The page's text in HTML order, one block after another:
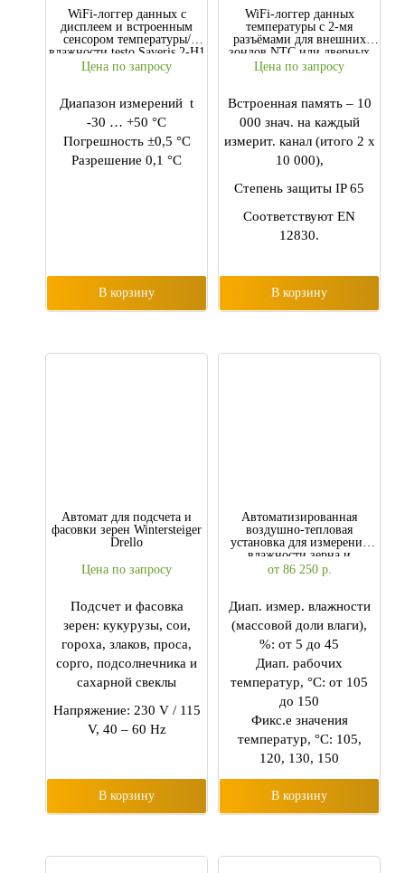
WiFi-логгер данных с
дисплеем и встроенным
сенсором температуры/
влажности testo Saveris 2-H1
Цена по запросу
Диапазон измерений t
-30 … +50 °C
Погрешность ±0,5 °C
Разрешение 0,1 °C
В корзину
WiFi-логгер данных
температуры c 2-мя
разъёмами для внешних
зондов NTC или дверных
контактов testo Saveris 2-T2
Цена по запросу
Встроенная память – 10
000 знач. на каждый
измерит. канал (итого 2 х
10 000),
Степень защиты IP 65
Соответствуют EN
12830.
В корзину
Автомат для подсчета и
фасовки зерен Wintersteiger
Drello
Цена по запросу
Подсчет и фасовка
зерен: кукурузы, сои,
гороха, злаков, проса,
сорго, подсолнечника и
сахарной свеклы
Напряжение: 230 V / 115
V, 40 – 60 Hz
В корзину
Автоматизированная
воздушно-тепловая
установка для измерения
влажности зерна и
зернопродуктов АВТУ-1
от 86 250 р.
Диап. измер. влажности
(массовой доли влаги),
%: от 5 до 45
Диап. рабочих
температур, °С: от 105
до 150
Фикс.е значения
температур, °C: 105,
120, 130, 150
В корзину